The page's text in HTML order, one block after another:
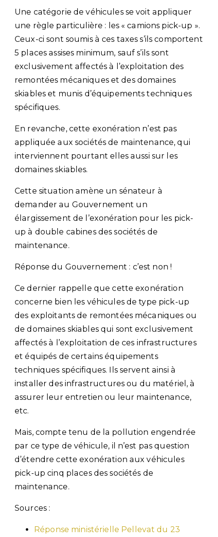
Une catégorie de véhicules se voit appliquer
une règle particulière : les « camions pick-up ».
Ceux-ci sont soumis à ces taxes s’ils comportent
5 places assises minimum, sauf s’ils sont
exclusivement affectés à l’exploitation des
remontées mécaniques et des domaines
skiables et munis d’équipements techniques
spécifiques.
En revanche, cette exonération n’est pas
appliquée aux sociétés de maintenance, qui
interviennent pourtant elles aussi sur les
domaines skiables.
Cette situation amène un sénateur à
demander au Gouvernement un
élargissement de l’exonération pour les pick-
up à double cabines des sociétés de
maintenance.
Réponse du Gouvernement : c’est non !
Ce dernier rappelle que cette exonération
concerne bien les véhicules de type pick-up
des exploitants de remontées mécaniques ou
de domaines skiables qui sont exclusivement
affectés à l’exploitation de ces infrastructures
et équipés de certains équipements
techniques spécifiques. Ils servent ainsi à
installer des infrastructures ou du matériel, à
assurer leur entretien ou leur maintenance,
etc.
Mais, compte tenu de la pollution engendrée
par ce type de véhicule, il n’est pas question
d’étendre cette exonération aux véhicules
pick-up cinq places des sociétés de
maintenance.
Sources :
Réponse ministérielle Pellevat du 23